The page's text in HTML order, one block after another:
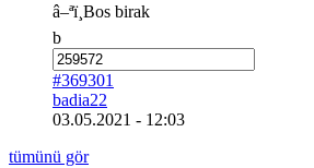
â–ªï¸Bos birak
b
#369301
badia22
03.05.2021 - 12:03
tümünü gör